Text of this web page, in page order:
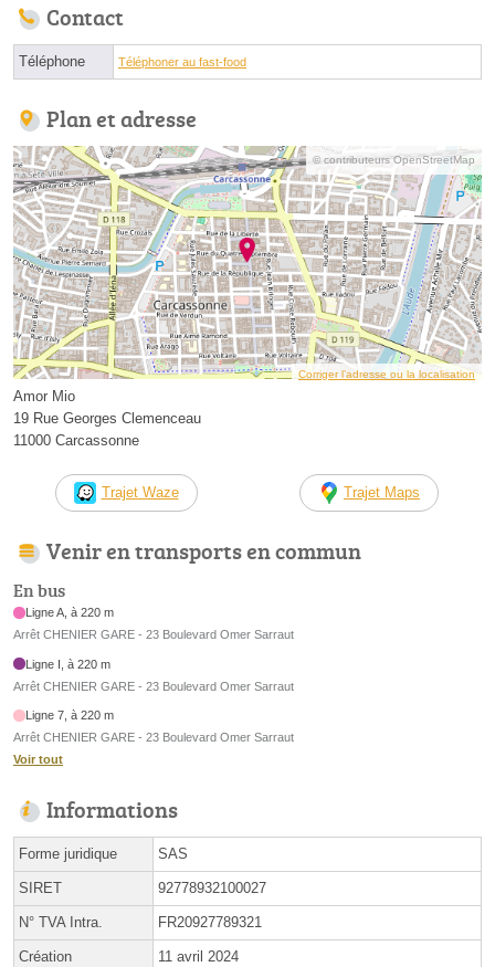
Contact
Téléphone Téléphoner au fast-food
Plan et adresse
© contributeurs OpenStreetMap
Corriger l’adresse ou la localisation
Amor Mio
19 Rue Georges Clemenceau
11000 Carcassonne
Trajet Waze Trajet Maps
Venir en transports en commun
En bus
Ligne A, à 220 m
Arrêt CHENIER GARE - 23 Boulevard Omer Sarraut
Ligne I, à 220 m
Arrêt CHENIER GARE - 23 Boulevard Omer Sarraut
Ligne 7, à 220 m
Arrêt CHENIER GARE - 23 Boulevard Omer Sarraut
Voir tout
Informations
Forme juridique SAS
SIRET 92778932100027
N° TVA Intra. FR20927789321
Création 11 avril 2024